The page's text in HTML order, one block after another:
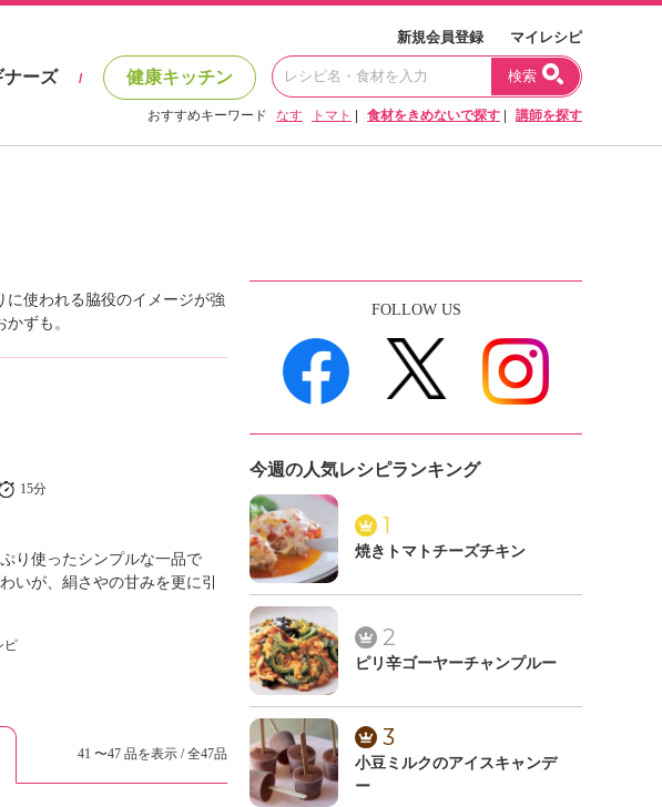
新規会員登録 マイレシピ
ナーズ / 健康キッチン 検索
おすすめキーワード なす トマト 食材をきめないで探す 講師を探す
使われる脇役のイメージが強
ずも。
15分
り使ったシンプルな一品で
いが、絹さやの甘みを更に引
ピ
41 〜47 品を表示 / 全47品
FOLLOW US
今週の人気レシピランキング
1
焼きトマトチーズチキン
2
ピリ辛ゴーヤーチャンプルー
3
小豆ミルクのアイスキャンデ
ー